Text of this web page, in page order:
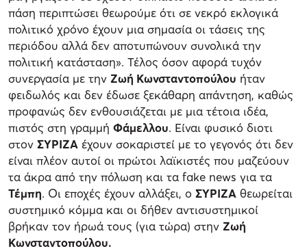
πάση περιπτώσει θεωρούμε ότι σε νεκρό εκλογικά
πολιτικό χρόνο έχουν μια σημασία οι τάσεις της
περιόδου αλλά δεν αποτυπώνουν συνολικά την
πολιτική κατάσταση». Τέλος όσον αφορά τυχόν
συνεργασία με την Ζωή Κωνσταντοπούλου ήταν
φειδωλός και δεν έδωσε ξεκάθαρη απάντηση, καθώς
προφανώς δεν ενθουσιάζεται με μια τέτοια ιδέα,
πιστός στη γραμμή Φάμελλου. Είναι φυσικό διοτι
στον ΣΥΡΙΖΑ έχουν σοκαριστεί με το γεγονός ότι δεν
είναι πλέον αυτοί οι πρώτοι λαϊκιστές που μαζεύουν
τα άκρα από την πόλωση και τα fake news για τα
Τέμπη. Οι εποχές έχουν αλλάξει, ο ΣΥΡΙΖΑ θεωρείται
συστημικό κόμμα και οι δήθεν αντισυστημικοί
βρήκαν τον ήρωά τους (για τώρα) στην Ζωή
Κωνσταντοπούλου.